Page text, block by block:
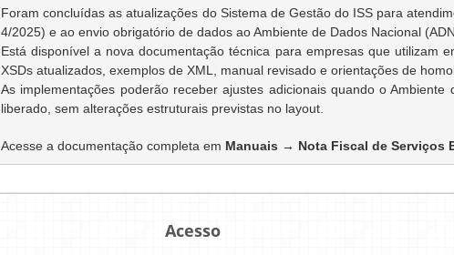
Foram concluídas as atualizações do Sistema de Gestão do ISS para
4/2025) e ao envio obrigatório de dados ao Ambiente de Dados Nacional
Está disponível a nova documentação técnica para empresas que utilizam
XSDs atualizados, exemplos de XML, manual revisado e orientações de
As implementações poderão receber ajustes adicionais quando o
liberado, sem alterações estruturais previstas no layout.
Acesse a documentação completa em Manuais → Nota Fiscal de Serviços
Acesso